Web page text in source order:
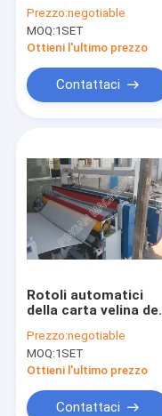
Prodotti
Circa noi
Giro della fabbrica
Notizie
a macchina che tira
telecomando
Prezzo:negotiable
MOQ:1SET
Ottieni l'ultimo prezzo
Contattaci
Rotoli automatici
della carta velina dei
efficiente a macchina
con la funzione
embassing
Prezzo:negotiable
MOQ:1SET
Ottieni l'ultimo prezzo
Contattaci